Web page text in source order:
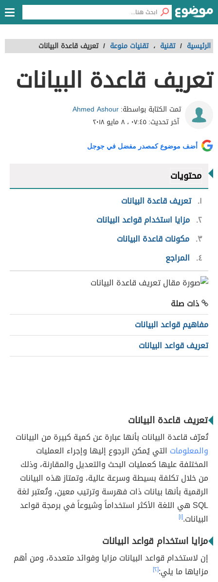
الرئيسية / تقنية ، تقنيات منوعة / تعريف قاعدة البيانات
تعريف قاعدة البيانات
تمت الكتابة بواسطة:Ahmed Ashour
آخر تحديث:٠٧:٤٥ ، ٨ مايو ٢٠١٨
أضف موضوع كمصدر مفضل في جوجل
محتويات
١ تعريف قاعدة البيانات
٢ مزايا استخدام قواعد البيانات
٣ مكونات قاعدة البيانات
٤
المراجع
ذات صلة
مفاهيم قواعد البيانات
تعريف قواعد البيانات
تعريف قاعدة البيانات
تُعرّف قاعدة البيانات بأنها عبارة عن كمية كبيرة من البيانات
والمعلومات التي يُمكن الرجوع إليها وإجراء العمليات
المختلفة عليها كعمليات البحث والتعديل والمقارنة، وذلك
من خلال تكلفة بسيطة وسرعة عالية، وتمتاز هذه البيانات
الرقمية بأنها بيانات ذات فهرسة وترتيب معين، وتُعتبر لغة
SQL هي اللغة الأكثر استخداماً وشيوعاً في برمجة قواعد
البيانات.[١]
مزايا استخدام قواعد البيانات
إن لاستخدام قواعد البيانات مزايا وفوائد متعددة، ومن أهم
مزاياها ما يلي:[٢]